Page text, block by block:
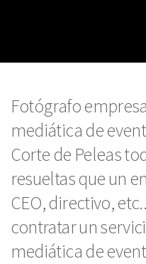
Fotógrafo
mediática de
Corte de Peleas
resueltas que un
CEO, directivo,
contratar un
mediática de